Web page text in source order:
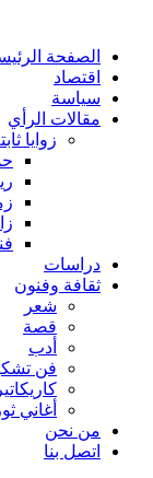
الصفحة
اقتصاد
سياسة
مقالات الرأي
زوايا
دراسات
ثقافة وفنون
شعر
قصة
أدب
فن
أغاني
من نحن
اتصل بنا